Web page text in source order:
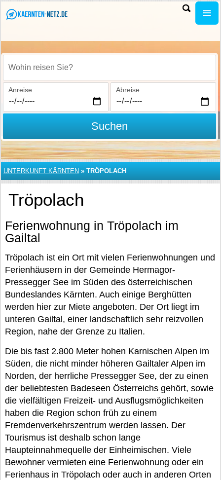
Wohin reisen Sie?
Anreise Abreise
Suchen
UNTERKUNFT KÄRNTEN » TRÖPOLACH
Tröpolach
Ferienwohnung in Tröpolach im
Gailtal
Tröpolach ist ein Ort mit vielen Ferienwohnungen und
Ferienhäusern in der Gemeinde Hermagor-
Pressegger See im Süden des österreichischen
Bundeslandes Kärnten. Auch einige Berghütten
werden hier zur Miete angeboten. Der Ort liegt im
unteren Gailtal, einer landschaftlich sehr reizvollen
Region, nahe der Grenze zu Italien.
Die bis fast 2.800 Meter hohen Karnischen Alpen im
Süden, die nicht minder höheren Gailtaler Alpen im
Norden, der herrliche Pressegger See, der zu einen
der beliebtesten Badeseen Österreichs gehört, sowie
die vielfältigen Freizeit- und Ausflugsmöglichkeiten
haben die Region schon früh zu einem
Fremdenverkehrszentrum werden lassen. Der
Tourismus ist deshalb schon lange
Haupteinnahmequelle der Einheimischen. Viele
Bewohner vermieten eine Ferienwohnung oder ein
Ferienhaus in Tröpolach oder auch in anderen Orten